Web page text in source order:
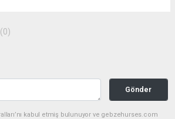
(0)
Gönder
kabul etmiş bulunuyor ve gebzehurses.com